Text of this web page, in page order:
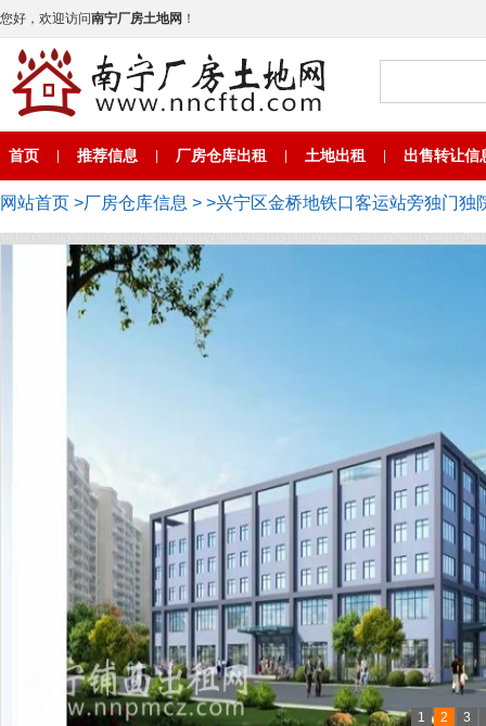
您好，欢迎访问南宁厂房土地网 ！
首页 推荐信息 厂房仓库出租 土地出租 出售转让信
网站首页 >厂房仓库信息 > >兴宁区金桥地铁口客运站旁独门独
1 2 3